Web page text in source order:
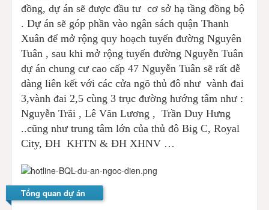
đồng, dự án sẽ được đầu tư cơ sở hạ tầng đồng bộ
. Dự án sẽ góp phần vào ngân sách quận Thanh
Xuân để mở rộng quy hoạch tuyến đường Nguyên
Tuân , sau khi mở rộng tuyến đường Nguyễn Tuân
dự án chung cư cao cấp 47 Nguyễn Tuân sẽ rất dễ
dàng liên kết với các cửa ngõ thủ đô như vành đai
3,vành đai 2,5 cùng 3 trục đường hướng tâm như :
Nguyễn Trãi , Lê Văn Lương , Trần Duy Hưng
..cũng như trung tâm lớn của thủ đô Big C, Royal
City, ĐH KHTN & ĐH XHNV …
Tổng quan dự án